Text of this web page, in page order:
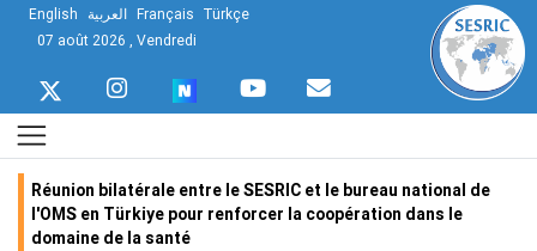
English العربية Français Türkçe
07 août 2026 , Vendredi
Réunion bilatérale entre le SESRIC et le bureau national de
l'OMS en Türkiye pour renforcer la coopération dans le
domaine de la santé